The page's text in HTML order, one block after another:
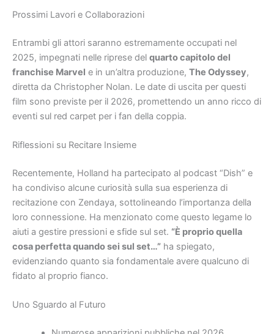
Prossimi Lavori e Collaborazioni
Entrambi gli attori saranno estremamente occupati nel
2025, impegnati nelle riprese del quarto capitolo del
franchise Marvel e in un’altra produzione, The Odyssey,
diretta da Christopher Nolan. Le date di uscita per questi
film sono previste per il 2026, promettendo un anno ricco di
eventi sul red carpet per i fan della coppia.
Riflessioni su Recitare Insieme
Recentemente, Holland ha partecipato al podcast “Dish” e
ha condiviso alcune curiosità sulla sua esperienza di
recitazione con Zendaya, sottolineando l’importanza della
loro connessione. Ha menzionato come questo legame lo
aiuti a gestire pressioni e sfide sul set. “È proprio quella
cosa perfetta quando sei sul set…” ha spiegato,
evidenziando quanto sia fondamentale avere qualcuno di
fidato al proprio fianco.
Uno Sguardo al Futuro